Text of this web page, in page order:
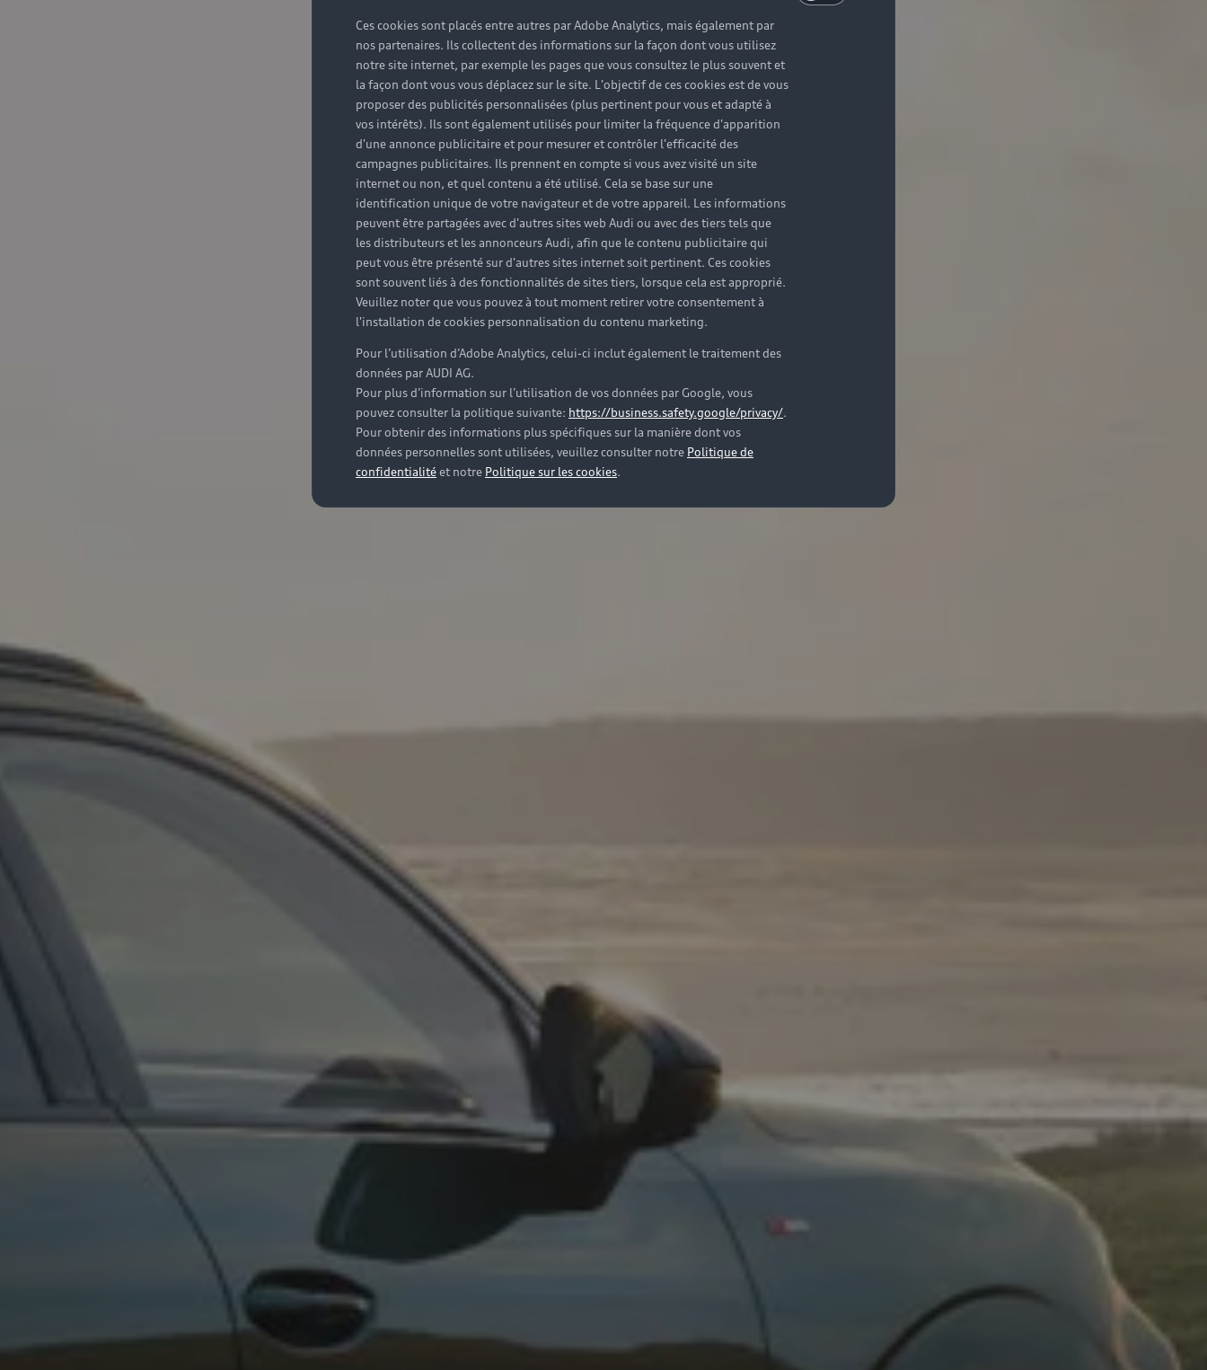
Ces cookies sont placés entre autres par Adobe Analytics, mais également par
nos partenaires. Ils collectent des informations sur la façon dont vous utilisez
notre site internet, par exemple les pages que vous consultez le plus souvent et
la façon dont vous vous déplacez sur le site. L'objectif de ces cookies est de vous
proposer des publicités personnalisées (plus pertinent pour vous et adapté à
vos intérêts). Ils sont également utilisés pour limiter la fréquence d'apparition
d'une annonce publicitaire et pour mesurer et contrôler l'efficacité des
campagnes publicitaires. Ils prennent en compte si vous avez visité un site
internet ou non, et quel contenu a été utilisé. Cela se base sur une
identification unique de votre navigateur et de votre appareil. Les informations
peuvent être partagées avec d'autres sites web Audi ou avec des tiers tels que
les distributeurs et les annonceurs Audi, afin que le contenu publicitaire qui
peut vous être présenté sur d'autres sites internet soit pertinent. Ces cookies
sont souvent liés à des fonctionnalités de sites tiers, lorsque cela est approprié.
Veuillez noter que vous pouvez à tout moment retirer votre consentement à
l'installation de cookies personnalisation du contenu marketing.
Pour l’utilisation d’Adobe Analytics, celui-ci inclut également le traitement des
données par AUDI AG.
Pour plus d’information sur l’utilisation de vos données par Google, vous
pouvez consulter la politique suivante: https://business.safety.google/privacy/.
Pour obtenir des informations plus spécifiques sur la manière dont vos
données personnelles sont utilisées, veuillez consulter notre Politique de
confidentialitéet notre Politique sur les cookies.